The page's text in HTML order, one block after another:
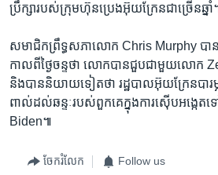
ប្រឹក្សា​របស់​ក្រុមហ៊ុនប្រេង​អ៊ុយក្រែន​ជា​ច្រើន​ឆ្នាំ
សមាជិក​ព្រឹទ្ធសភា​លោក Chris Murphy បាន​
កាល​ពី​ថ្ងៃ​ចន្ទ​ថា​ លោក​បាន​ជួប​ជាមួយ​លោក
និង​បាន​និយាយ​ទៀត​ថា រដ្ឋបាល​អ៊ុយក្រែន​បារ
ពាល់​ដល់​ឆន្ទៈ​របស់​ពួកគេ​ក្នុង​ការ​ស៊ើបអង្កេ
Biden៕
ចែករំលែក Follow us